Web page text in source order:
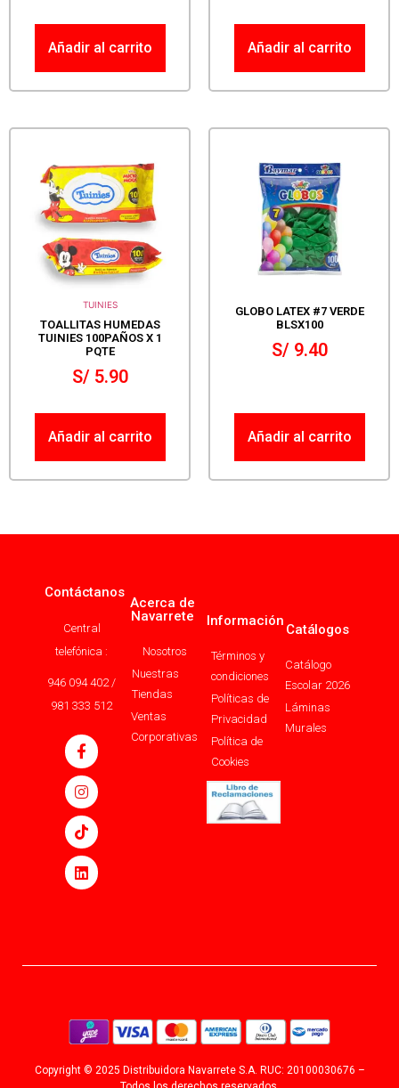
Añadir al carrito Añadir al carrito
TUINIES
TOALLITAS HUMEDAS
TUINIES 100PAÑOS X 1
PQTE
S/5.90
Añadir al carrito
GLOBO LATEX #7 VERDE
BLSX100
S/9.40
Añadir al carrito
Contáctanos
Central
telefónica :
946 094 402 /
981 333 512
Acerca de
Navarrete
Nosotros
Nuestras
Tiendas
Ventas
Corporativas
Información
Términos y
condiciones
Políticas de
Privacidad
Política de
Cookies
Catálogos
Catálogo
Escolar 2026
Láminas
Murales
Copyright © 2025 Distribuidora Navarrete S.A. RUC: 20100030676 –